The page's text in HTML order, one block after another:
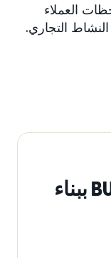
العملاء
التجاري.
تقوم BUXOM Cosmetics ببناء